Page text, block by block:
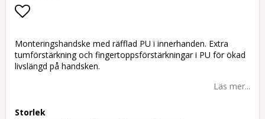
Monteringshandske med räfflad PU i innerhanden. Extra
tumförstärkning och fingertoppsförstärkningar i PU för ökad
livslängd på handsken.
Läs mer...
Storlek